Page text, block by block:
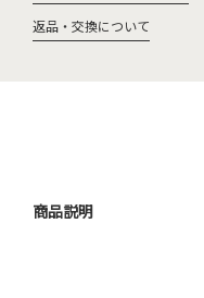
返品・交換について
商品説明